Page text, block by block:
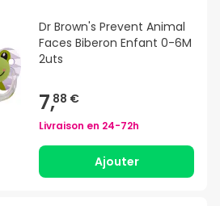
Dr Brown's Prevent Animal
Faces Biberon Enfant 0-6M
2uts
7,88 €
Livraison en 24-72h
Ajouter